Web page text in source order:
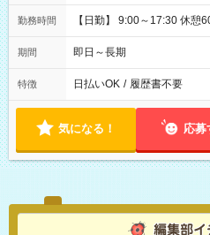
勤務時間 【日勤】 9:00～17:30 休憩
期間 即日～長期
特徴 日払いOK / 履歴書不要
気になる！ 応募